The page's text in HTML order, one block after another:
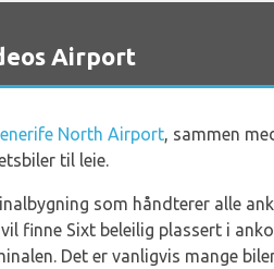
Airport
North Airport, sammen
til leie.
som håndterer alle
finne Sixt beleilig plassert i
Det er vanligvis mange